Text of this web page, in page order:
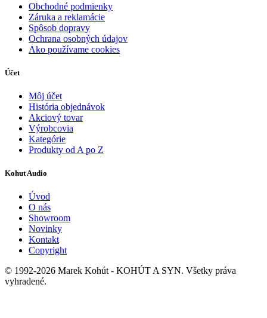
Obchodné podmienky
Záruka a reklamácie
Spôsob dopravy
Ochrana osobných údajov
Ako používame cookies
Účet
Môj účet
História objednávok
Akciový tovar
Výrobcovia
Kategórie
Produkty od A po Z
Kohut Audio
Úvod
O nás
Showroom
Novinky
Kontakt
Copyright
© 1992-2026 Marek Kohút - KOHÚT A SYN. Všetky práva
vyhradené.